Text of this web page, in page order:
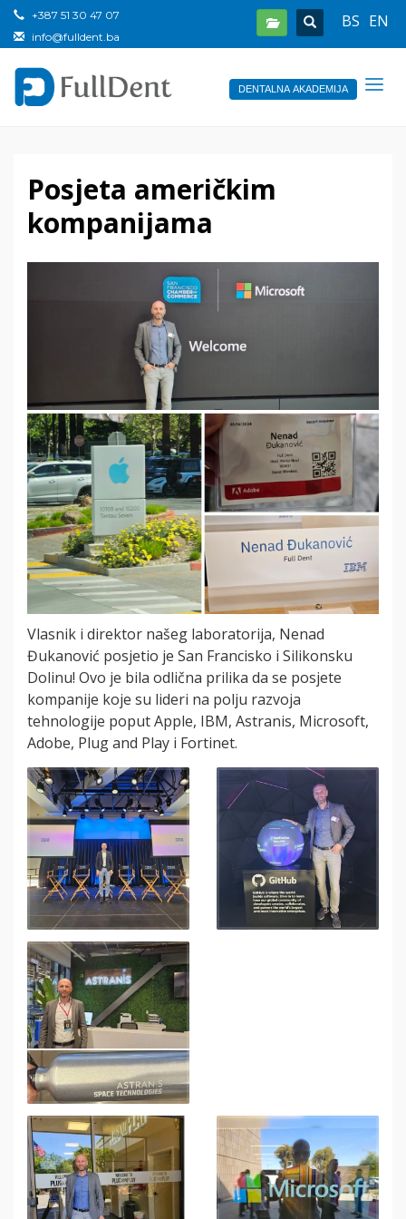
BS EN
+387 51 30 47 07
info@fulldent.ba
DENTALNA AKADEMIJA
Posjeta američkim
kompanijama
Vlasnik i direktor našeg laboratorija, Nenad
Đukanović posjetio je San Francisko i Silikonsku
Dolinu! Ovo je bila odlična prilika da se posjete
kompanije koje su lideri na polju razvoja
tehnologije poput Apple, IBM, Astranis, Microsoft,
Adobe, Plug and Play i Fortinet.